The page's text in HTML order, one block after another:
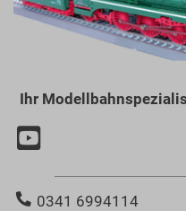
Ihr
0341 6994114